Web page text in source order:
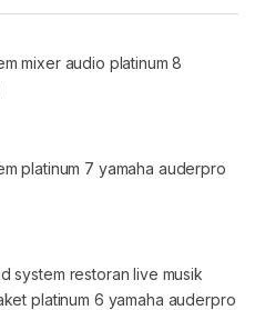
mixer audio platinum 8
platinum 7 yamaha auderpro
system restoran live musik
platinum 6 yamaha auderpro